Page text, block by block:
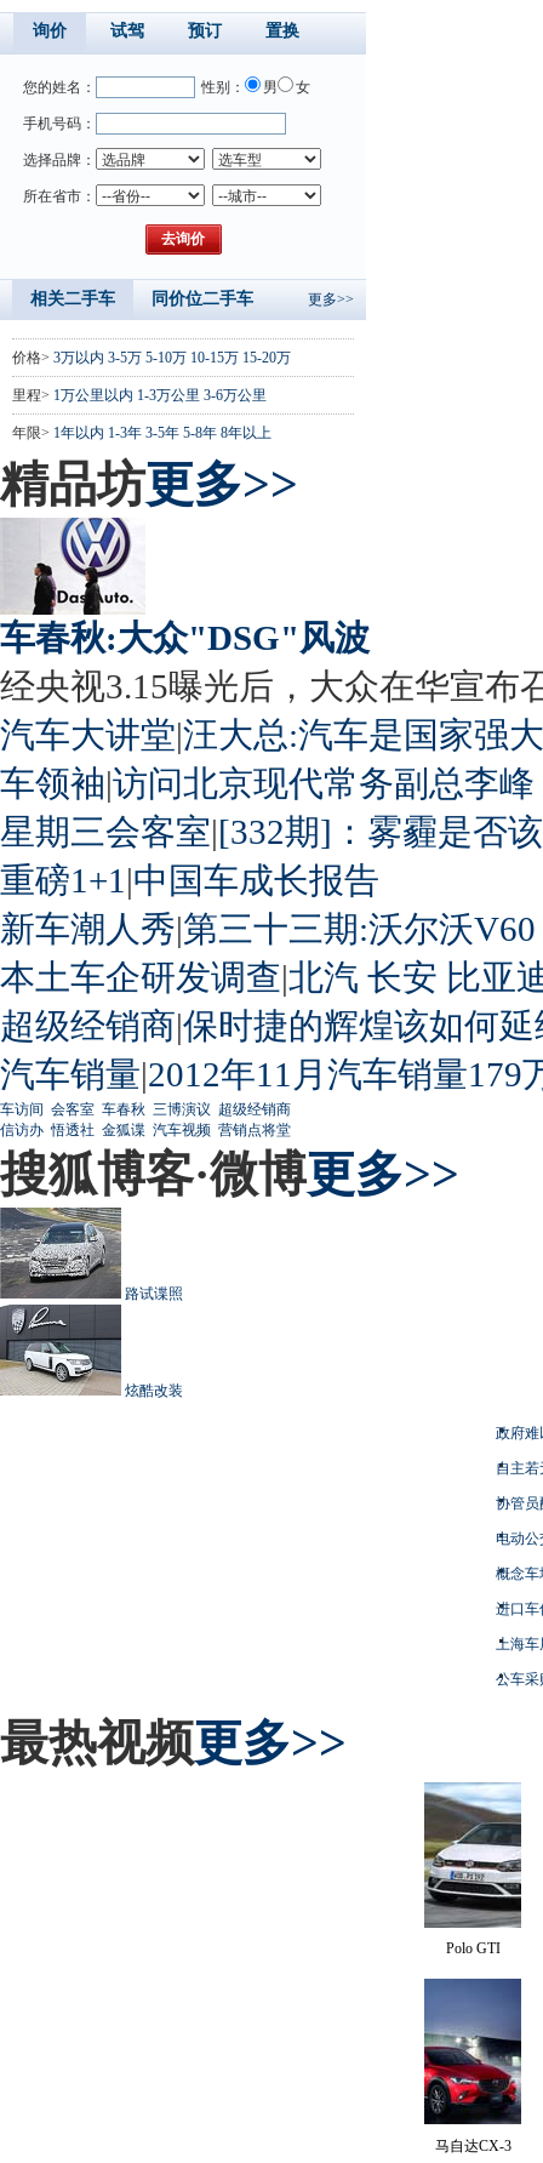
询价 试驾 预订 置换
您的姓名： 性别： 男 女
手机号码：
选择品牌：
所在省市：
相关二手车 同价位二手车 更多>>
价格> 3万以内 3-5万 5-10万 10-15万 15-20万
里程> 1万公里以内 1-3万公里 3-6万公里
年限> 1年以内 1-3年 3-5年 5-8年 8年以上
精品坊更多>>
车春秋:大众"DSG"风波
经央视3.15曝光后，大众在华宣布
汽车大讲堂|汪大总:汽车是国家强
车领袖|访问北京现代常务副总李峰
星期三会客室|[332期]：雾霾是否
重磅1+1 |中国车成长报告
新车潮人秀|第三十三期:沃尔沃
本土车企研发调查|北汽 长安 比亚
超级经销商|保时捷的辉煌该如何延
汽车销量|2012年11月汽车销量179
车访间 会客室 车春秋 三博演议 超级经销商
信访办 悟透社 金狐谍 汽车视频 营销点将堂
搜狐博客·微博更多>>
路试谍照
炫酷改装
政府难
自主
协管员
电动
概念车
进口车
上海
公车采
最热视频更多>>
Polo GTI
马自达CX-3